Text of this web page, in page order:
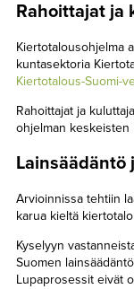
Rahoittajat ja
Kiertotalousohjelma
kuntasektoria
Kiertotalous-Suomi-
Rahoittajat ja
ohjelman
Lainsäädäntö
Arvioinnissa tehtiin
karua kieltä
Kyselyyn
Suomen
Lupaprosessit eivät